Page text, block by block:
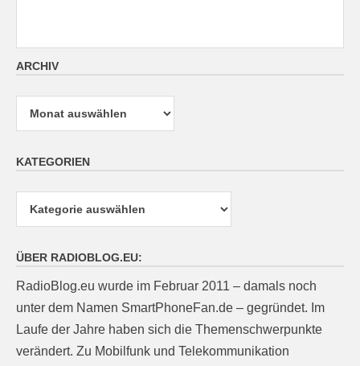
ARCHIV
Archiv
KATEGORIEN
ÜBER RADIOBLOG.EU:
RadioBlog.eu wurde im Februar 2011 – damals noch
unter dem Namen SmartPhoneFan.de – gegründet. Im
Laufe der Jahre haben sich die Themenschwerpunkte
verändert. Zu Mobilfunk und Telekommunikation